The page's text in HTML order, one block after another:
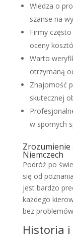
Wiedza o
szanse na
Firmy
oceny
Warto
otrzymaną
Znajomość
skutecznej
w spornych
Zrozumienie
Niemczech
Podróż po
się od
jest bardzo
każdego
bez
Historia i